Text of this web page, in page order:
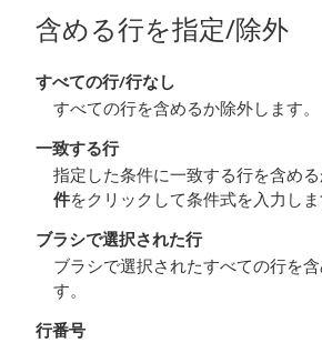
含める行を指定/除外
すべての行/行なし
すべての行を含めるか除外します。
一致する行
指定した条件に一致する行を含める
件をクリックして条件式を入力しま
ブラシで選択された行
ブラシで選択されたすべての行を
す。
行番号